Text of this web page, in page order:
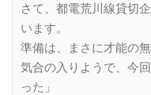
さて、都電荒川線貸切
います。
準備は、まさに才能の
気合の入りようで、今
った」